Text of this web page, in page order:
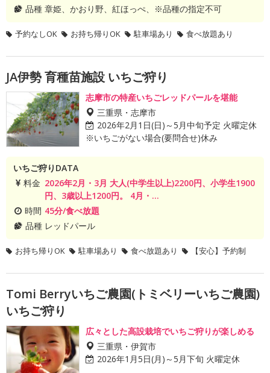
品種 章姫、かおり野、紅ほっぺ、※品種の指定不可
予約なしOK お持ち帰りOK 駐車場あり 食べ放題あり
JA伊勢 育種苗施設 いちご狩り
志摩市の特産いちごレッドパールを堪能
三重県・志摩市
2026年2月1日(日)～5月中旬予定 火曜定休
※いちごがない場合(要問合せ)休み
いちご狩りDATA
料金 2026年2月・3月 大人(中学生以上)2200円、小学生1900
円、3歳以上1200円。 4月・...
時間 45分/食べ放題
品種 レッドパール
お持ち帰りOK 駐車場あり 食べ放題あり 【安心】予約制
Tomi Berryいちご農園(トミベリーいちご農園)
いちご狩り
広々とした高設栽培でいちご狩りが楽しめる
三重県・伊賀市
2026年1月5日(月)～5月下旬 火曜定休